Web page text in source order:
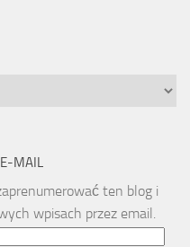
E-MAIL
ten blog i
wpisach przez email.